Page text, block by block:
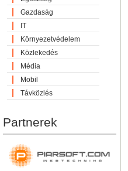
Gazdaság
IT
Környezetvédelem
Közlekedés
Média
Mobil
Távközlés
Partnerek